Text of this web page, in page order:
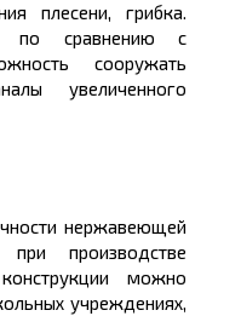
плесени, грибка.
по сравнению с
сооружать
увеличенного
нержавеющей
при производстве
можно
учреждениях,